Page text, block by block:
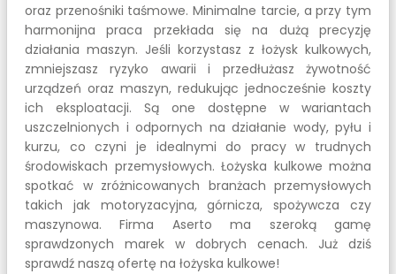
oraz przenośniki taśmowe. Minimalne tarcie, a przy tym
harmonijna praca przekłada się na dużą precyzję
działania maszyn. Jeśli korzystasz z łożysk kulkowych,
zmniejszasz ryzyko awarii i przedłużasz żywotność
urządzeń oraz maszyn, redukując jednocześnie koszty
ich eksploatacji. Są one dostępne w wariantach
uszczelnionych i odpornych na działanie wody, pyłu i
kurzu, co czyni je idealnymi do pracy w trudnych
środowiskach przemysłowych. Łożyska kulkowe można
spotkać w zróżnicowanych branżach przemysłowych
takich jak motoryzacyjna, górnicza, spożywcza czy
maszynowa. Firma Aserto ma szeroką gamę
sprawdzonych marek w dobrych cenach. Już dziś
sprawdź naszą ofertę na łożyska kulkowe!